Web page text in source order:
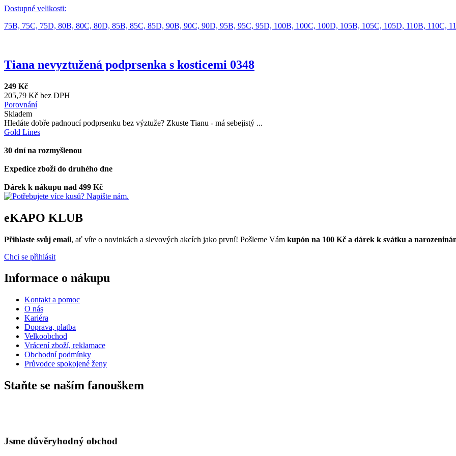
Dostupné velikosti:
75B, 75C, 75D, 80B, 80C, 80D, 85B, 85C, 85D, 90B, 90C, 90D, 95B, 95C, 95D, 100B, 100C, 100D, 105B, 105C, 105D, 110B, 110C,
Tiana nevyztužená podprsenka s kosticemi 0348
249 Kč
205,79 Kč bez DPH
Porovnání
Skladem
Hledáte dobře padnoucí podprsenku bez výztuže? Zkuste Tianu - má sebejistý ...
Gold Lines
30 dní na rozmyšlenou
Expedice zboží do druhého dne
Dárek k nákupu nad 499 Kč
eKAPO KLUB
Přihlaste svůj email, ať víte o novinkách a slevových akcích jako první! Pošleme Vám kupón na 100 Kč a dárek k svátku a
Chci se přihlásit
Informace o nákupu
Kontakt a pomoc
O nás
Kariéra
Doprava, platba
Velkoobchod
Vrácení zboží, reklamace
Obchodní podmínky
Průvodce spokojené ženy
Staňte se naším fanouškem
Jsme důvěryhodný obchod